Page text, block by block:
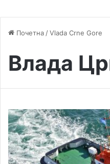
Почетна /Vlada Crne Gore
Влада